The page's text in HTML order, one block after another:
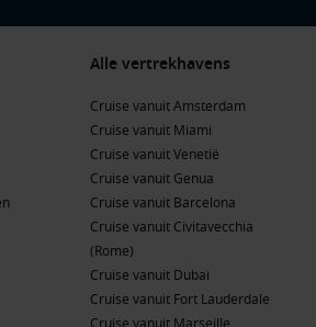
Alle vertrekhavens
Cruise vanuit Amsterdam
Cruise vanuit Miami
Cruise vanuit Venetië
Cruise vanuit Genua
Cruise vanuit Barcelona
Cruise vanuit Civitavecchia
(Rome)
Cruise vanuit Dubai
Cruise vanuit Fort Lauderdale